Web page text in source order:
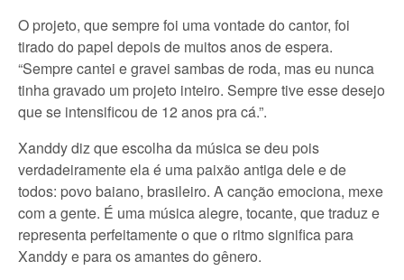
O projeto, que sempre foi uma vontade do cantor, foi
tirado do papel depois de muitos anos de espera.
“Sempre cantei e gravei sambas de roda, mas eu nunca
tinha gravado um projeto inteiro. Sempre tive esse desejo
que se intensificou de 12 anos pra cá.”.
Xanddy diz que escolha da música se deu pois
verdadeiramente ela é uma paixão antiga dele e de
todos: povo baiano, brasileiro. A canção emociona, mexe
com a gente. É uma música alegre, tocante, que traduz e
representa perfeitamente o que o ritmo significa para
Xanddy e para os amantes do gênero.